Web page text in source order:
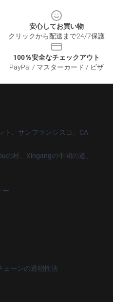
安心してお買い物
クリックから配送まで24/7保護
100％安全なチェックアウト
PayPal / マスターカード / ビザ
ト、サンフランシスコ、CA
の村、Xingangの中間の道、
ー
ェーンの透明性法